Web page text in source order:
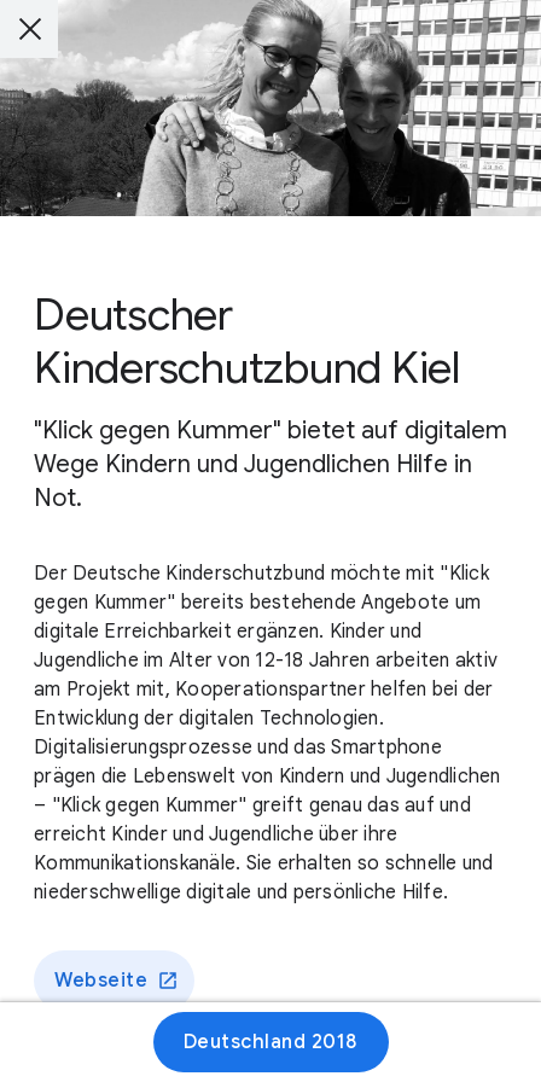
Deutscher
Kinderschutzbund Kiel
"Klick gegen Kummer" bietet auf digitalem
Wege Kindern und Jugendlichen Hilfe in
Not.
Der Deutsche Kinderschutzbund möchte mit "Klick
gegen Kummer" bereits bestehende Angebote um
digitale Erreichbarkeit ergänzen. Kinder und
Jugendliche im Alter von 12-18 Jahren arbeiten aktiv
am Projekt mit, Kooperationspartner helfen bei der
Entwicklung der digitalen Technologien.
Digitalisierungsprozesse und das Smartphone
prägen die Lebenswelt von Kindern und Jugendlichen
– "Klick gegen Kummer" greift genau das auf und
erreicht Kinder und Jugendliche über ihre
Kommunikationskanäle. Sie erhalten so schnelle und
niederschwellige digitale und persönliche Hilfe.
Webseite
Deutschland 2018